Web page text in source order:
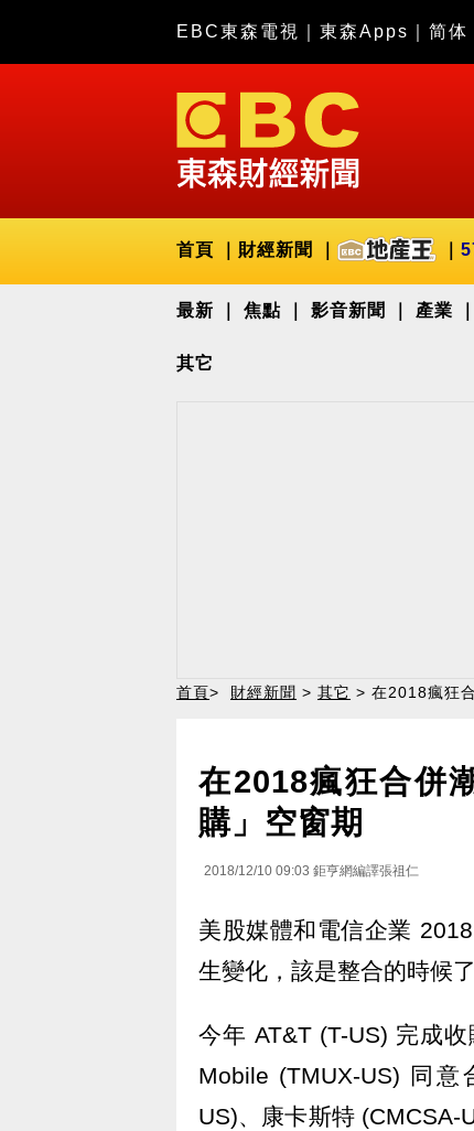
EBC東森電視 東森Apps 简体
首頁 財經新聞
最新 焦點 影音新聞 產業
其它
首頁> 財經新聞 > 其它 > 在2018瘋狂
在2018瘋狂合併
購」空窗期
2018/12/10 09:03 鉅亨網編譯張祖仁
美股媒體和電信企業
生變化，該是整合的時候了
今年 AT&T (T-US) 完成
Mobile (TMUX-US) 同
US)、康卡斯特 (CMCSA-